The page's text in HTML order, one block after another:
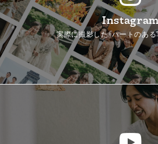
Instagram
実際に撮影した「ハートのある